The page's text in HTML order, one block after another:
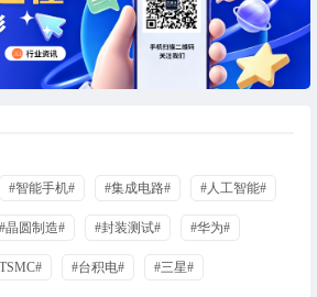
#智能手机# #集成电路# #人工智能#
#晶圆制造# #封装测试# #华为#
#台积电# #三星#